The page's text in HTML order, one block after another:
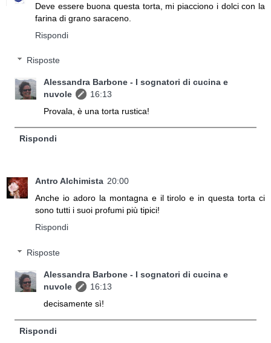
Deve essere buona questa torta, mi piacciono i dolci con la
farina di grano saraceno.
Rispondi
Risposte
Alessandra Barbone - I sognatori di cucina e
nuvole
16:13
Provala, è una torta rustica!
Rispondi
Antro Alchimista 20:00
Anche io adoro la montagna e il tirolo e in questa torta ci
sono tutti i suoi profumi più tipici!
Rispondi
Risposte
Alessandra Barbone - I sognatori di cucina e
nuvole
16:13
decisamente sì!
Rispondi